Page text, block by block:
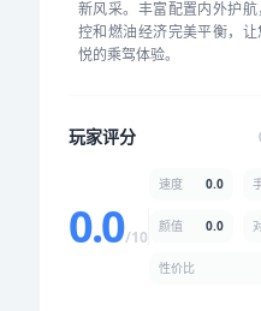
新风采。丰富配置内外护
控和燃油经济完美平衡，
悦的乘驾体验。
玩家评分
0.0/10
速度 0.0
颜值 0.0
性价比
★★★★★
性价比
★★★